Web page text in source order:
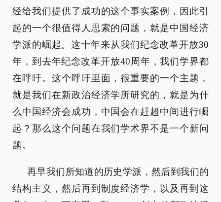
经给我们提供了成功的这个事实案例，因此引
起的一个很值得人思索的问题，就是中国经济
学派的崛起。这十年来从我们纪念改革开放30
年，到去年纪念改革开放40周年，我们学界都
在呼吁。这个呼吁里面，很重要的一个主题，
就是我们在新政治经济学所研究的，就是为什
么中国经济会成功，中国会在赶超中间进行崛
起？那么这个问题在我们学术界不是一个新问
题。
再早我们所知道的历史学派，然后到我们的
结构主义，然后再到制度经济学，以及再到这